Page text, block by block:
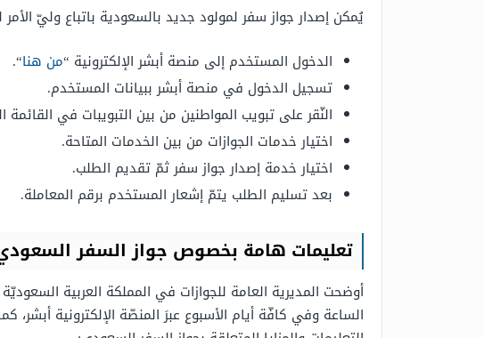
يُمكن إصدار جواز سفر لمولود جديد بالسعودية باتباع وليّ
الدخول المستخدم إلى منصة أبشر الإلكترونية “من هنا“.
تسجيل الدخول في منصة أبشر ببيانات المستخدم.
النّقر على تبويب المواطنين من بين التبويبات في القائمة
اختيار خدمات الجوازات من بين الخدمات المتاحة.
اختيار خدمة إصدار جواز سفر ثمّ تقديم الطلب.
بعد تسليم الطلب يتمّ إشعار المستخدم برقم المعاملة.
تعليمات هامة بخصوص جواز السفر
أوضحت المديرية العامة للجوازات في المملكة العربية
الساعة وفي كافّة أيام الأسبوع عبرَ المنصّة الإلكترونية